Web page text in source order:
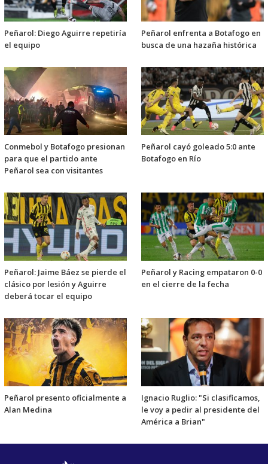
Peñarol: Diego Aguirre repetiría
el equipo
Peñarol enfrenta a Botafogo en
busca de una hazaña histórica
Conmebol y Botafogo presionan
para que el partido ante
Peñarol sea con visitantes
Peñarol cayó goleado 5:0 ante
Botafogo en Río
Peñarol: Jaime Báez se pierde el
clásico por lesión y Aguirre
deberá tocar el equipo
Peñarol y Racing empataron 0-0
en el cierre de la fecha
Peñarol presento oficialmente a
Alan Medina
Ignacio Ruglio: "Si clasificamos,
le voy a pedir al presidente del
América a Brian"